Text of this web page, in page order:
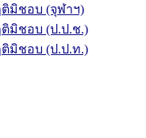
มิชอบ (จุฬาฯ)
มิชอบ (ป.ป.ช.)
มิชอบ (ป.ป.ท.)